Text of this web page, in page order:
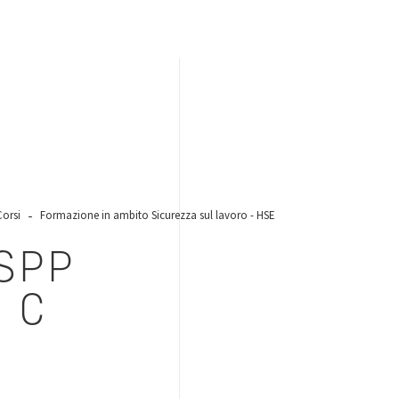
Formazione in ambito Sicurezza sul lavoro - HSE
C